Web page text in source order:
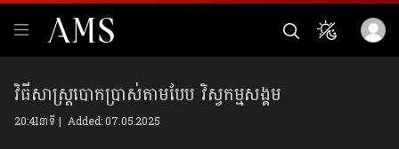
វិធីសាស្ត្របោកប្រាស់តាមបែប វិស្វកម្មសង្គម
20:41នាទី | Added: 07.05.2025